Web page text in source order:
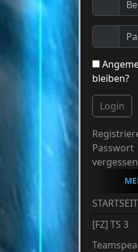
bleiben?
Login
Passwort
[FZ] TS 3